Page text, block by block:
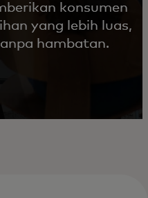
konsumen
yang lebih luas,
hambatan.